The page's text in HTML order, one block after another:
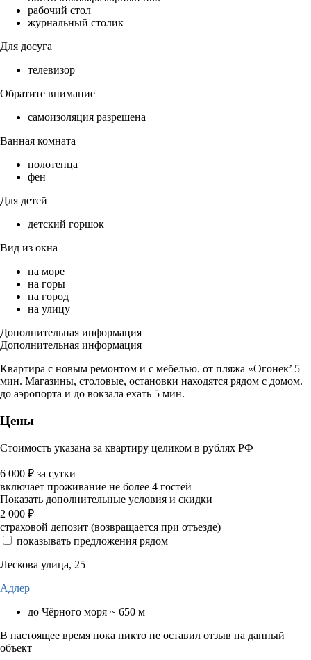
рабочий стол
журнальный столик
Для досуга
телевизор
Обратите внимание
самоизоляция разрешена
Ванная комната
полотенца
фен
Для детей
детский горшок
Вид из окна
на море
на горы
на город
на улицу
Дополнительная информация
Дополнительная информация
Квартира с новым ремонтом и с мебелью. от пляжа «Огонек’ 5
мин. Магазины, столовые, остановки находятся рядом с домом.
до аэропорта и до вокзала ехать 5 мин.
Цены
Стоимость указана за квартиру целиком в рублях РФ
6 000 ₽ за сутки
включает проживание не более 4 гостей
Показать дополнительные условия и скидки
2 000 ₽
страховой депозит (возвращается при отъезде)
показывать предложения рядом
Лескова улица, 25
Адлер
до Чёрного моря ~ 650 м
В настоящее время пока никто не оставил отзыв на данный
объект